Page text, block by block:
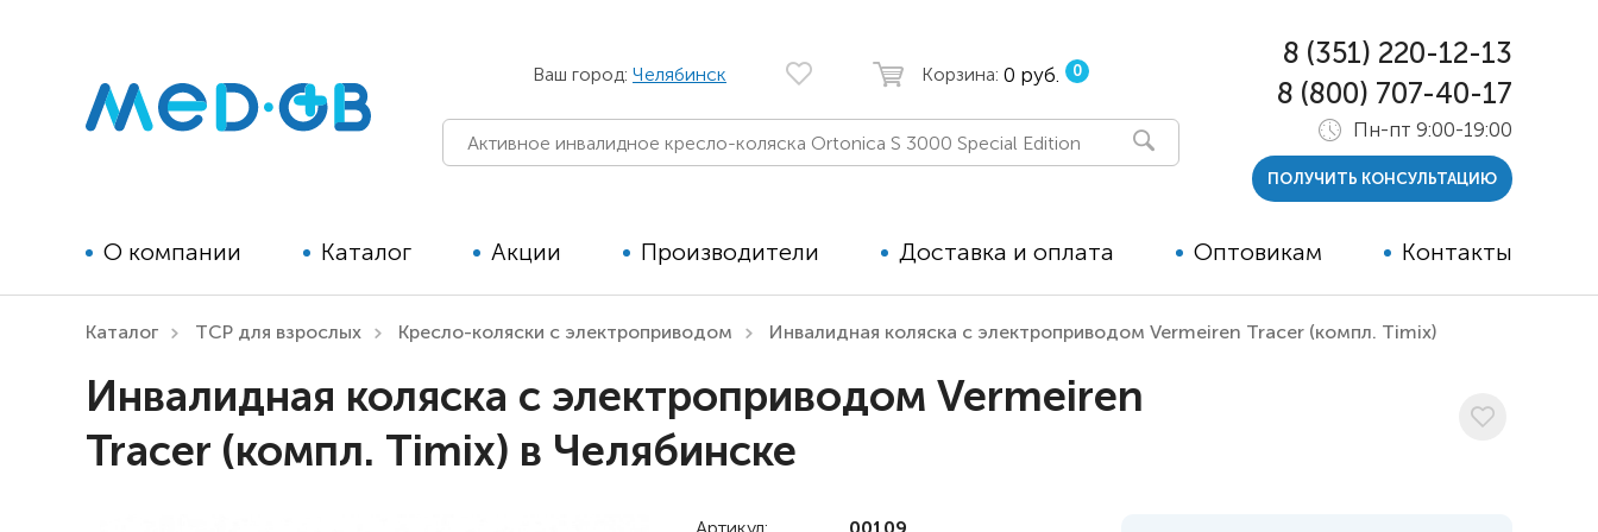
Ваш город: Челябинск Корзина: 0 руб. 0
О компании Каталог
реабилитации для детей
Технические средства
реабилитации для взрослых
Коляски для детей с ДЦП
Коляски для детей активного
Детские вертикализаторы
Тренажёры
Акции Производители Доставка и оплата Оптовикам Контакты
8 (351) 220-12-13
8 (800) 707-40-17
Пн-пт 9:00-19:00
ПОЛУЧИТЬ КОНСУЛЬТАЦИЮ
Каталог ТСР для взрослых Кресло-коляски с электроприводом Инвалидная коляска с электроприводом Vermeiren Tracer (компл. Timix)
Инвалидная коляска с электроприводом Vermeiren
Tracer (компл. Timix) в Челябинске